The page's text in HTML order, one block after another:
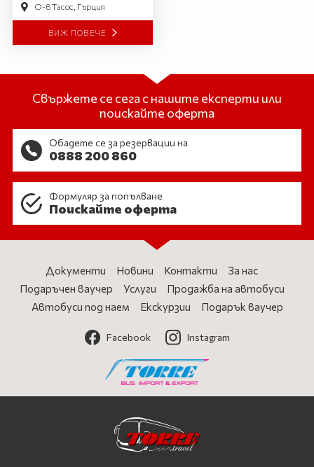
О-в Тасос, Гърция
ВИЖ ПОВЕЧЕ
Свържете се сега с нашите експерти или
поискайте оферта
Обадете се за резервации на
0888 200 860
Формуляр за попълване
Поискайте оферта
Документи Новини Контакти
За нас
Подаръчен ваучер
Услуги
Продажба на автобуси
Автобуси под наем
Екскурзии Подарък ваучер
Facebook Instagram